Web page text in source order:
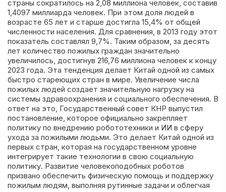
страны сократилось на 2,08 миллиона человек, составив
1,4097 миллиарда человек. При этом доля людей в
возрасте 65 лет и старше достигла 15,4% от общей
численности населения. Для сравнения, в 2013 году этот
показатель составлял 9,7%. Таким образом, за десять
лет количество пожилых граждан значительно
увеличилось, достигнув 216,76 миллиона человек к концу
2023 года. Эта тенденция делает Китай одной из самых
быстро стареющих стран в мире. Увеличение числа
пожилых людей создает значительную нагрузку на
системы здравоохранения и социального обеспечения. В
ответ на это, Государственный совет КНР выпустил
постановление, которое официально закрепляет
политику по внедрению робототехники и ИИ в сферу
ухода за пожилыми людьми. Это делает Китай одной из
первых стран, которая на государственном уровне
интегрирует такие технологии в свою социальную
политику. Развитие человекоподобных роботов
призвано обеспечить физическую помощь и поддержку
пожилым людям, выполняя рутинные задачи и облегчая